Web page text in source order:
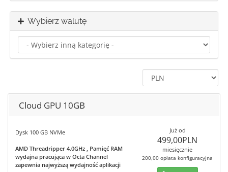
Wybierz walutę
Cloud GPU 10GB
Dysk 100 GB NVMe
AMD Threadripper 4.0GHz , Pamięć RAM
wydajna pracująca w Octa Channel
zapewnia najwyższą wydajność aplikacji
Już od
499,00PLN
miesięcznie
200,00 opłata konfiguracyjna